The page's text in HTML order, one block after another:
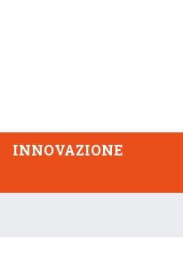
INNOVAZIONE